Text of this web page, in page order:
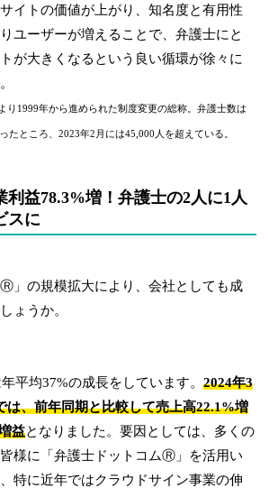
イトの価値が上がり、知名度と有用性
ユーザーが増えることで、弁護士にと
が大きくなるという良い循環が徐々に
り1999年から進められた制度変更の総称。弁護士数は
たところ、2023年2月には45,000人を超えている。
利益78.3%増！弁護士の2人に1人
スに
Ⓡ」の規模拡大により、会社としても成
ょうか。
平均37%の成長をしています。2024年3
は、前年同期と比較して売上高22.1%増
益となりました。要因としては、多くの
様に「弁護士ドットコムⓇ」を活用い
特に近年ではクラウドサイン事業の伸